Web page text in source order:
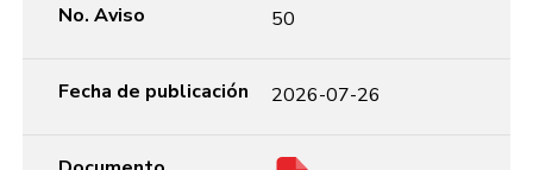
No. Aviso 50
Fecha de publicación 2026-07-26